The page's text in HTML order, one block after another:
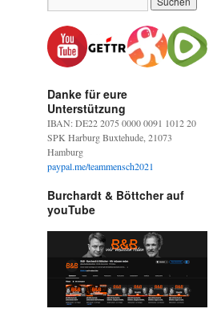
Danke für eure
Unterstützung
IBAN: DE22 2075 0000 0091 1012 20
SPK Harburg Buxtehude, 21073
Hamburg
paypal.me/teammensch2021
Burchardt & Böttcher auf
youTube